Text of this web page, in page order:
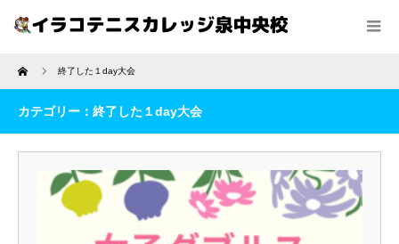
Home 終了した１day大会
カテゴリー：終了した１day大会